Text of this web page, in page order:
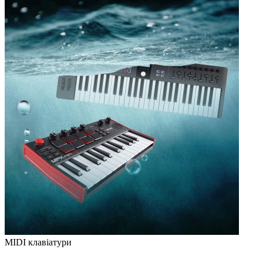
MIDI клавіатури